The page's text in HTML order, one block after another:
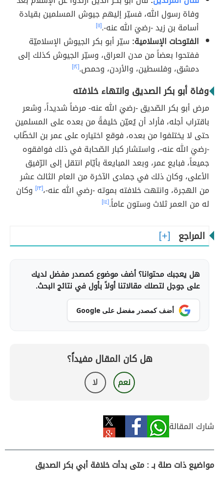
وفاة رسول الله، فسيّر إليهم جيوش المسلمين بقيادة
أسامة بن زيد -رضيَ الله عنه-.[١١]
الفتوحات الإسلامية: سيّر أبو بكر الجيوش الإسلاميّة
ففتحوا بعضاً من مدن العراق، وسيّر الجيوش كذلك إلى
دمشق، وفلسطين، والأردن، وحمص.[١٢]
وفاة أبو بكر الصديق وانتهاء خلافته
مرض أبو بكر الصّديق -رضيَ الله عنه- مرضاً شديداً، وشعر
باقتراب أجله، فأراد أن يُعيّن خليفةً من بعده على المسلمين
حتى لا يختلفوا من بعده، فوقع اختياره على عمر بن الخطّاب
-رضيَ الله عنه-، واستشار كبار الصّحابة في ذلك فوافقوه
جميعاً، فبايع عمر، وبعد المبايعة بأيّام انتقل إلى الرّفيق
الأعلى، وكان ذلك في جمادى الآخرة من العام الثالث عشر
من الهجرة، وانتهت خلافته بموته -رضي الله عنه-،[١٣]
وكان
له من العمر ثلاث وستون عاماً.[١٤]
المراجع
هل يعجبك محتوانا؟ أضف موضوع كمصدر مفضل لديك
على جوجل لتصلك مقالاتنا أولاً بأول في نتائج البحث.
أضف كمصدر مفضل على Google
هل كان المقال مفيداً؟
نعم لا
شارك المقالة
مواضيع ذات صلة بـ : متى بدأت خلافة أبي بكر الصديق